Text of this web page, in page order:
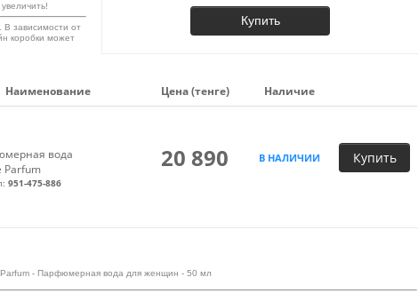
Купить
В зависимости от
коробки может
Наименование Цена (тенге) Наличие
вода
Parfum
951-475-886
20 890 В НАЛИЧИИ Купить
Parfum - Парфюмерная вода для женщин - 50 мл